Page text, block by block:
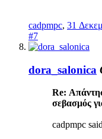
cadpmpc, 31
#7
dora_salonica
Re:
σεβασμός
cadpmpc